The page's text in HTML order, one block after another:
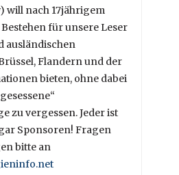
will nach 17jährigem
für unsere Leser
ausländischen
Flandern und der
bieten, ohne dabei
zu vergessen. Jeder ist
Sponsoren! Fragen
bitte an